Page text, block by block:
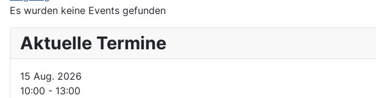
Es wurden keine Events gefunden
Aktuelle Termine
15 Aug. 2026
10:00 - 13:00